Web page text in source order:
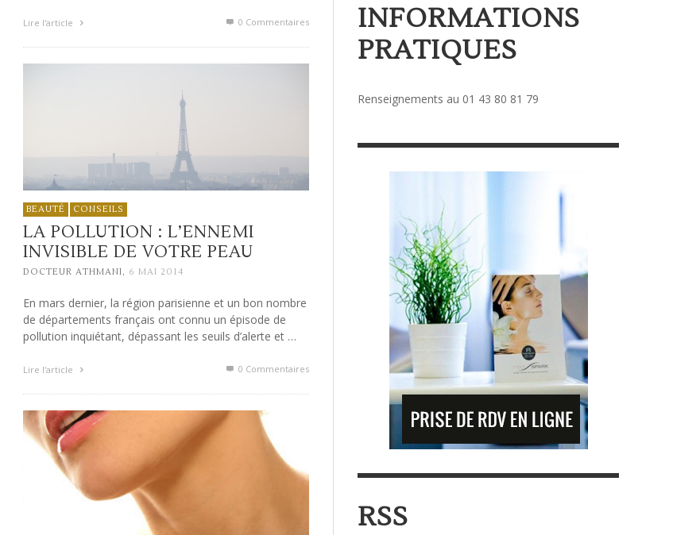
Lire l'article 0 Commentaires
BEAUTÉ CONSEILS
LA POLLUTION : L’ENNEMI
INVISIBLE DE VOTRE PEAU
DOCTEUR ATHMANI, 6 MAI 2014
En mars dernier, la région parisienne et un bon nombre
de départements français ont connu un épisode de
pollution inquiétant, dépassant les seuils d’alerte et …
Lire l'article 0 Commentaires
INFORMATIONS
PRATIQUES
Renseignements au 01 43 80 81 79
RSS